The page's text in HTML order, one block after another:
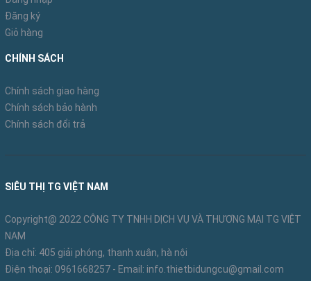
cố định xe nếu cần
Đăng ký
Giỏ hàng
CHÍNH SÁCH
Chính sách giao hàng
Chính sách bảo hành
Chính sách đổi trả
SIÊU THỊ TG VIỆT NAM
Copyright@ 2022 CÔNG TY TNHH DỊCH VỤ VÀ THƯƠNG MẠI TG VIỆT
NAM
Địa chỉ: 405 giải phóng, thanh xuân, hà nội
Điện thoại: 0961668257 - Email: info.thietbidungcu@gmail.com